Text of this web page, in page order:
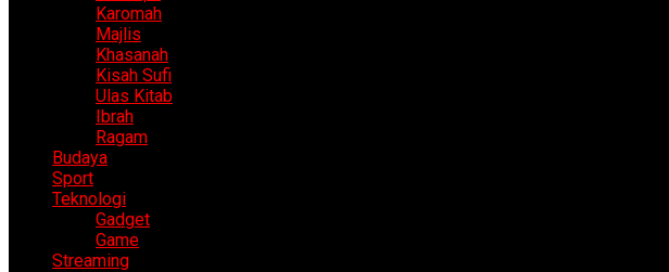
Karomah
Majlis
Khasanah
Kisah Sufi
Ulas Kitab
Ibrah
Ragam
Budaya
Sport
Teknologi
Gadget
Game
Streaming